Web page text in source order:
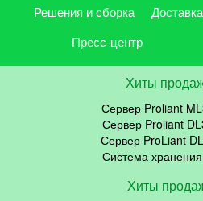
Решения и сборка
Пресс-центр
Хиты
Сервер Proliant
Сервер Proliant
Сервер ProLiant
Система
Хиты